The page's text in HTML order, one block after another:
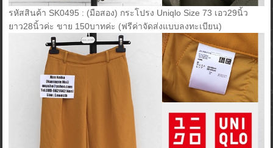
รหัสสินค้า SK0495 : (มือสอง) กระโปรง Uniqlo Size 73 เอว29นิ้ว
ยาว28นิ้วค่ะ ขาย 150บาทค่ะ (ฟรีค่าจัดส่งแบบลงทะเบียน)